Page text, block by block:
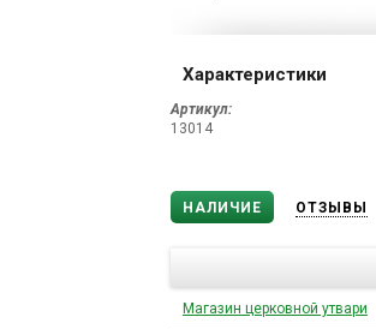
Характеристики
Артикул:
13014
НАЛИЧИЕ ОТЗЫВЫ
Магазин церковной утвари